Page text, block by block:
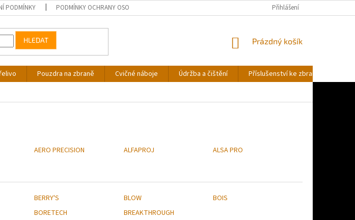
PODMÍNKY PODMÍNKY OCHRANY OSOBNÍCH ÚDAJŮ Přihlášení
HLEDAT
NÁKUPNÍ
Prázdný košík
Pouzdra na zbraně Cvičné náboje Údržba a čištění Příslušenství ke zbraním
AERO PRECISION ALFAPROJ
ALSA PRO
BERRY'S BLOW
BOIS
BORETECH BREAKTHROUGH